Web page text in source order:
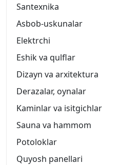
Santexnika
Asbob-uskunalar
Elektrchi
Eshik va qulflar
Dizayn va arxitektura
Derazalar, oynalar
Kaminlar va isitgichlar
Sauna va hammom
Potoloklar
Quyosh panellari